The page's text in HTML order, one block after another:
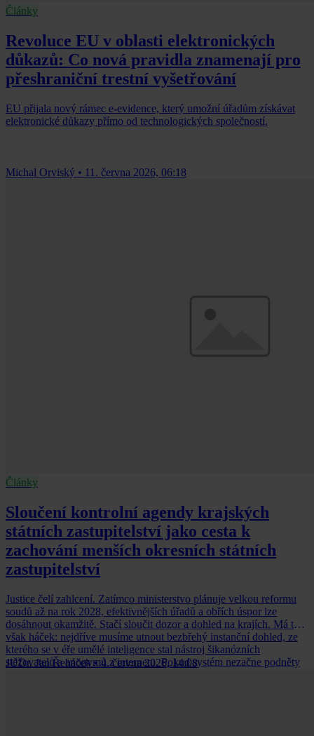
Články
Revoluce EU v oblasti elektronických
důkazů: Co nová pravidla znamenají pro
přeshraniční trestní vyšetřování
EU přijala nový rámec e-evidence, který umožní úřadům získávat
elektronické důkazy přímo od technologických společností.
Michal Orviský • 11. června 2026, 06:18
Články
Sloučení kontrolní agendy krajských
státních zastupitelství jako cesta k
zachování menších okresních státních
zastupitelství
Justice čelí zahlcení. Zatímco ministerstvo plánuje velkou reformu
soudů až na rok 2028, efektivnějších úřadů a obřích úspor lze
dosáhnout okamžitě. Stačí sloučit dozor a dohled na krajích. Má to
však háček: nejdříve musíme utnout bezbřehý instanční dohled, ze
kterého se v éře umělé inteligence stal nástroj šikanózních
stěžovatelů a anonymů z internetu. Pokud systém nezačne podněty
JUDr. Jan Řeháček • 4. června 2026, 14:08